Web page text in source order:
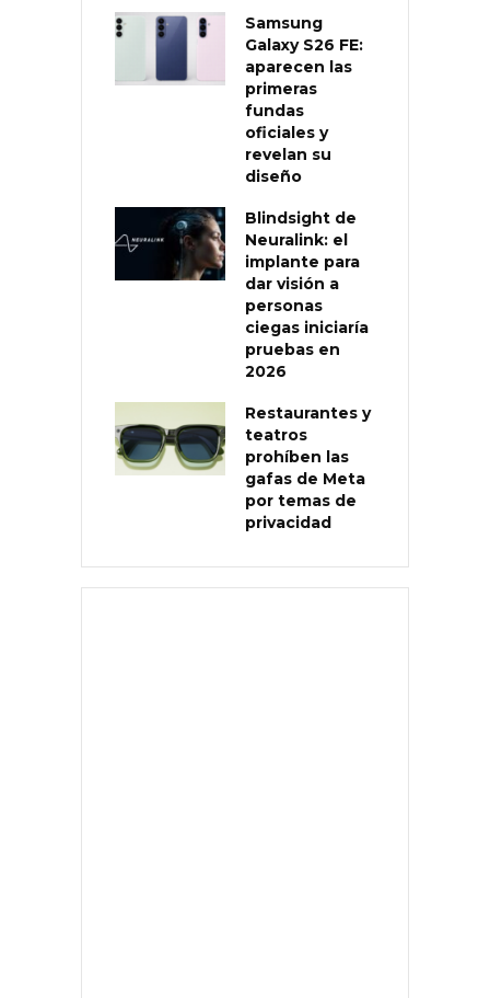
Samsung
Galaxy S26 FE:
aparecen las
primeras
fundas
oficiales y
revelan su
diseño
Blindsight de
Neuralink: el
implante para
dar visión a
personas
ciegas iniciaría
pruebas en
2026
Restaurantes y
teatros
prohíben las
gafas de Meta
por temas de
privacidad